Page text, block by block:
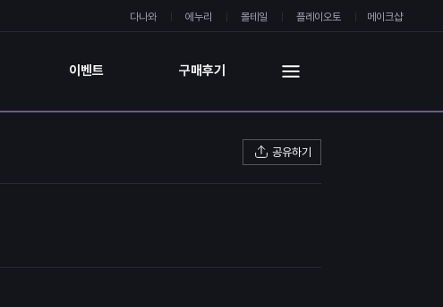
다나와 에누리 몰테일 플레이오토 메이크샵
이벤트 구매후기
공유하기